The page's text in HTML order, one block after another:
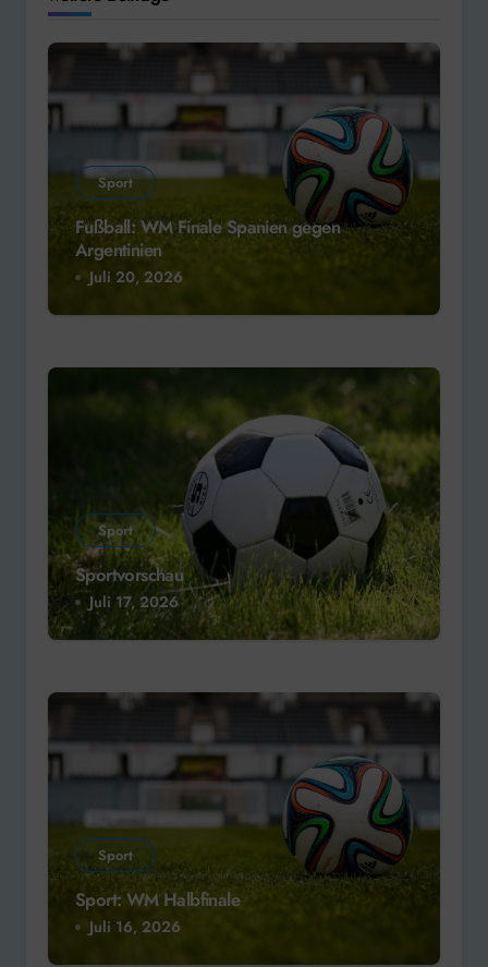
Sport
Fußball: WM Finale Spanien gegen
Argentinien
Juli 20, 2026
Sport
Sportvorschau
Juli 17, 2026
Sport
Sport: WM Halbfinale
Juli 16, 2026